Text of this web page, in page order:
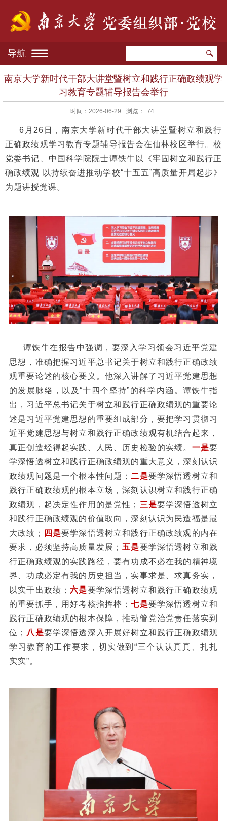
导航
南京大学新时代干部大讲堂暨树立和践行正确政绩观学
习教育专题辅导报告会举行
时间：2026-06-29 浏览： 74
6月26日，南京大学新时代干部大讲堂暨树立和践行
正确政绩观学习教育专题辅导报告会在仙林校区举行。校
党委书记、中国科学院院士谭铁牛以《牢固树立和践行正
确政绩观 以持续奋进推动学校“十五五”高质量开局起步》
为题讲授党课。
谭铁牛在报告中强调，要深入学习领会习近平党建
思想，准确把握习近平总书记关于树立和践行正确政绩
观重要论述的核心要义。他深入讲解了习近平党建思想
的发展脉络，以及“十四个坚持”的科学内涵。谭铁牛指
出，习近平总书记关于树立和践行正确政绩观的重要论
述是习近平党建思想的重要组成部分，要把学习贯彻习
近平党建思想与树立和践行正确政绩观有机结合起来，
真正创造经得起实践、人民、历史检验的实绩。 一是要
学深悟透树立和践行正确政绩观的重大意义，深刻认识
政绩观问题是一个根本性问题；二是要学深悟透树立和
践行正确政绩观的根本立场，深刻认识树立和践行正确
政绩观，起决定性作用的是党性； 三是要学深悟透树立
和践行正确政绩观的价值取向，深刻认识为民造福是最
大政绩；
四是要学深悟透树立和践行正确政绩观的内在
要求，必须坚持高质量发展； 五是要学深悟透树立和践
行正确政绩观的实践路径，要有功成不必在我的精神境
界、功成必定有我的历史担当，实事求是、求真务实，
以实干出政绩；六是要学深悟透树立和践行正确政绩观
的重要抓手，用好考核指挥棒；七是要学深悟透树立和
践行正确政绩观的根本保障，推动管党治党责任落实到
位； 八是要学深悟透深入开展好树立和践行正确政绩观
学习教育的工作要求，切实做到“三个认认真真、扎扎
实实”。